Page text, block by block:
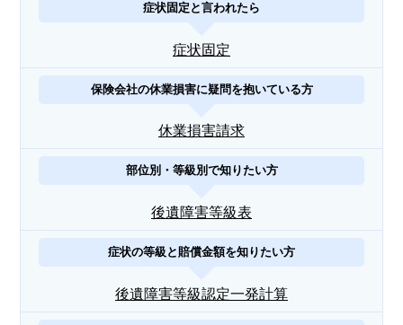
症状固定と言われたら
症状固定
保険会社の休業損害に疑問を抱いている方
休業損害請求
部位別・等級別で知りたい方
後遺障害等級表
症状の等級と賠償金額を知りたい方
後遺障害等級認定一発計算